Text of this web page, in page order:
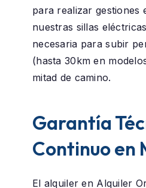
para realizar gestiones
nuestras sillas
necesaria para subir
(hasta 30km en
mitad de camino.
Garantía
Continuo en
El alquiler en Alquiler